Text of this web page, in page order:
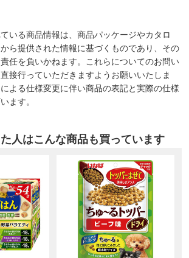
いる商品情報は、商品パッケージやカタロ
ら提供された情報に基づくものであり、その
任を負いかねます。これらについてのお問い
接行っていただきますようお願いいたしま
よる仕様変更に伴い商品の表記と実際の仕様
ます。
人はこんな商品も買っています